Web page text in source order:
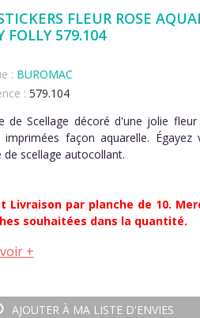
FLEUR ROSE
FOLLY 579.104
: BUROMAC
: 579.104
de Scellage décoré d'une jolie
imprimées façon aquarelle.
de scellage autocollant.
Livraison par planche de 10.
souhaitées dans la quantité.
+
AJOUTER À MA LISTE D'ENVIES